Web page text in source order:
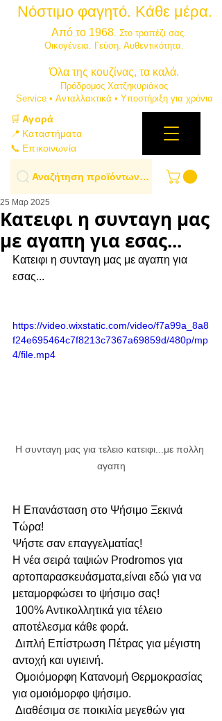
Νόστιμο φαγητό. Κάθε μέρα.
Από το 1968. Στο τραπέζι σας.
​Οικογένεια. Γεύση. Αυθεντικότητα.
​Όλα της κουζίνας, τα καλά.
Πρόδρομος Χατζηκυριάκος
​Service • Ανταλλακτικά • Υποστήριξη για χρόνια
🛒Αγορά
📍 Καταστήματα
📞 Επικοινωνία
Αναζήτηση προϊόντων…
Κατειφι η συνταγη μας
με αγαπη για εσας...
25 Μαρ 2025
Κατειφι η συνταγη μας με αγαπη για
εσας...
https://video.wixstatic.com/video/f7a99a_8a8
f24e695464c7f8213c7367a69859d/480p/mp
4/file.mp4
Η συνταγη μας για τελειο κατειφι...με πολλη
αγαπη
Η Επανάσταση στο Ψήσιμο Ξεκινά
Τώρα!
Ψήστε σαν επαγγελματίας!
Η νέα σειρά ταψιών Prodromos για
αρτοπαρασκευάσματα,είναι εδώ για να
μεταμορφώσει το ψήσιμο σας!
100% Αντικολλητικά για τέλειο
αποτέλεσμα κάθε φορά.
Διπλή Επίστρωση Πέτρας για μέγιστη
αντοχή και υγιεινή.
Ομοιόμορφη Κατανομή Θερμοκρασίας
για ομοιόμορφο ψήσιμο.
Διαθέσιμα σε ποικιλία μεγεθών για